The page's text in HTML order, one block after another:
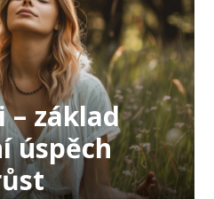
– základ
úspěch